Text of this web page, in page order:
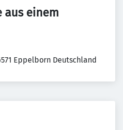
aus einem
Eppelborn Deutschland